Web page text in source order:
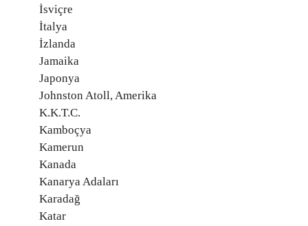
İsviçre
İtalya
İzlanda
Jamaika
Japonya
Johnston Atoll, Amerika
K.K.T.C.
Kamboçya
Kamerun
Kanada
Kanarya Adaları
Karadağ
Katar